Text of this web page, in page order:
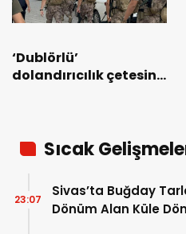
‘Dublörlü’
dolandırıcılık çetesine
Sıcak
Sivas’ta Buğday
Dönüm Alan Küle
23:07